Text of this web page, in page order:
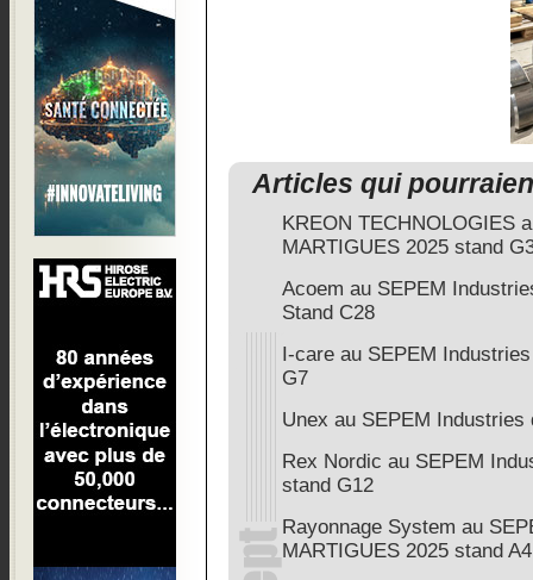
Articles qui
KREON TECHNOLOGIES
MARTIGUES 2025 stand
Acoem au SEPEM
Stand C28
I-care au SEPEM
G7
Unex au SEPEM
Rex Nordic au SEPEM
stand G12
Rayonnage System au
MARTIGUES 2025 stand